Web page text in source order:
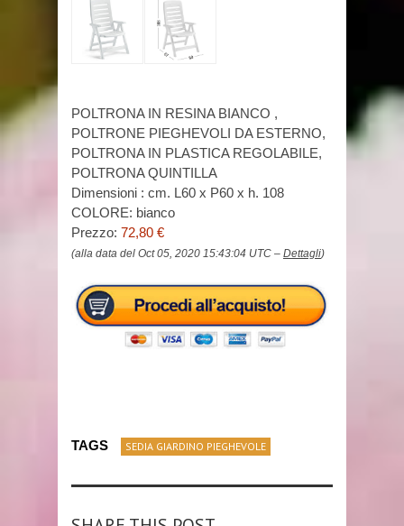
POLTRONA IN RESINA BIANCO ,
POLTRONE PIEGHEVOLI DA ESTERNO,
POLTRONA IN PLASTICA REGOLABILE,
POLTRONA QUINTILLA
Dimensioni : cm. L60 x P60 x h. 108
COLORE: bianco
Prezzo: 72,80 €
(alla data del Oct 05, 2020 15:43:04 UTC – Dettagli)
TAGS SEDIA GIARDINO PIEGHEVOLE